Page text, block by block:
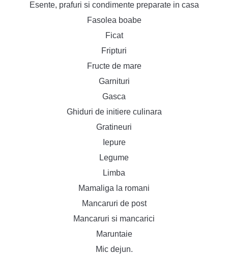
Esente, prafuri si condimente preparate in casa
Fasolea boabe
Ficat
Fripturi
Fructe de mare
Garnituri
Gasca
Ghiduri de initiere culinara
Gratineuri
Iepure
Legume
Limba
Mamaliga la romani
Mancaruri de post
Mancaruri si mancarici
Maruntaie
Mic dejun.